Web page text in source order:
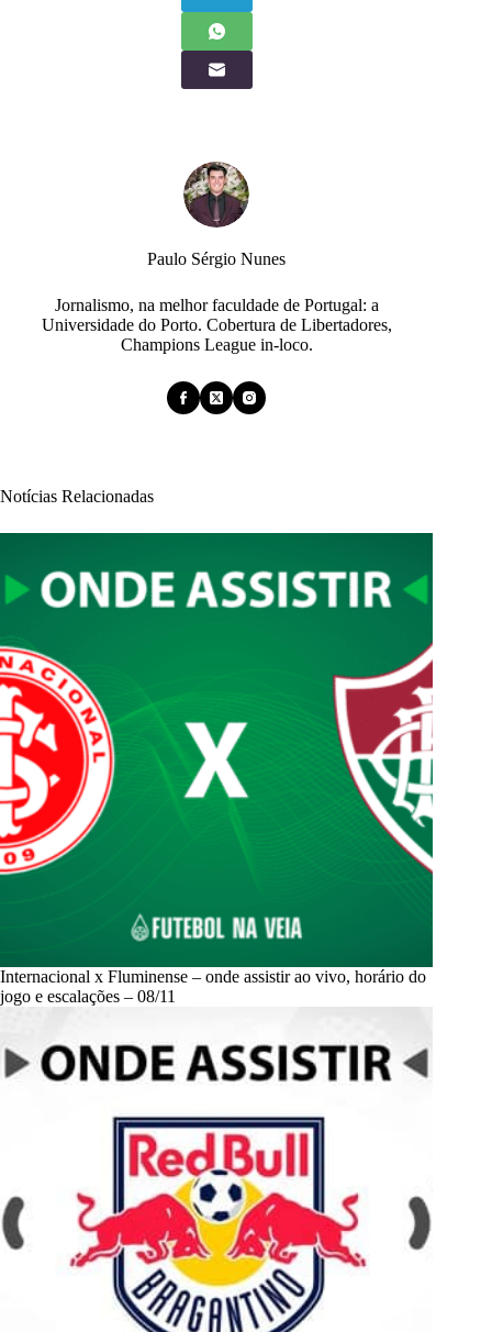
Paulo Sérgio Nunes
Jornalismo, na melhor faculdade de Portugal: a
Universidade do Porto. Cobertura de Libertadores,
Champions League in-loco.
Notícias Relacionadas
Internacional x Fluminense – onde assistir ao vivo, horário do
jogo e escalações – 08/11